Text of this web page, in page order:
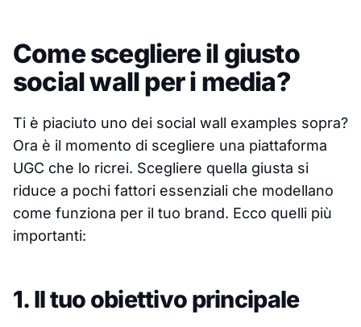
Come scegliere il giusto
social wall per i media?
Ti è piaciuto uno dei social wall examples sopra?
Ora è il momento di scegliere una piattaforma
UGC che lo ricrei. Scegliere quella giusta si
riduce a pochi fattori essenziali che modellano
come funziona per il tuo brand. Ecco quelli più
importanti:
1. Il tuo obiettivo principale